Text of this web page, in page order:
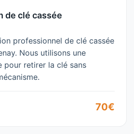
de clé cassée
professionnel de clé cassée
. Nous utilisons une
pour retirer la clé sans
70€